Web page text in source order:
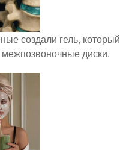
создали гель, который
межпозвоночные диски.